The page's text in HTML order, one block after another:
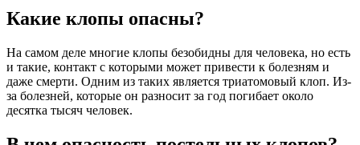
Какие клопы опасны?
На самом деле многие клопы безобидны для человека, но есть
и такие, контакт с которыми может привести к болезням и
даже смерти. Одним из таких является триатомовый клоп. Из-
за болезней, которые он разносит за год погибает около
десятка тысяч человек.